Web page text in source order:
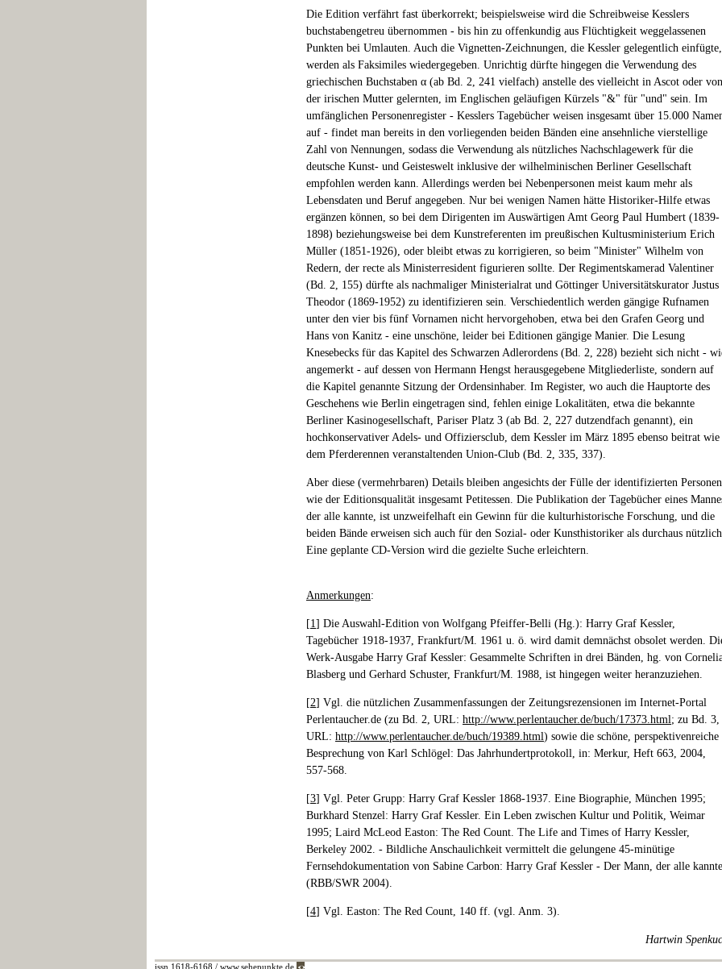
Die Edition verfährt fast überkorrekt; beispielsweise wird die Schreibweise Kesslers
buchstabengetreu übernommen - bis hin zu offenkundig aus Flüchtigkeit weggelassenen
Punkten bei Umlauten. Auch die Vignetten-Zeichnungen, die Kessler gelegentlich einfügte,
werden als Faksimiles wiedergegeben. Unrichtig dürfte hingegen die Verwendung des
griechischen Buchstaben α (ab Bd. 2, 241 vielfach) anstelle des vielleicht in Ascot oder von
der irischen Mutter gelernten, im Englischen geläufigen Kürzels "&" für "und" sein. Im
umfänglichen Personenregister - Kesslers Tagebücher weisen insgesamt über 15.000
auf - findet man bereits in den vorliegenden beiden Bänden eine ansehnliche vierstellige
Zahl von Nennungen, sodass die Verwendung als nützliches Nachschlagewerk für die
deutsche Kunst- und Geisteswelt inklusive der wilhelminischen Berliner Gesellschaft
empfohlen werden kann. Allerdings werden bei Nebenpersonen meist kaum mehr als
Lebensdaten und Beruf angegeben. Nur bei wenigen Namen hätte Historiker-Hilfe etwas
ergänzen können, so bei dem Dirigenten im Auswärtigen Amt Georg Paul Humbert (1839-
1898) beziehungsweise bei dem Kunstreferenten im preußischen Kultusministerium Erich
Müller (1851-1926), oder bleibt etwas zu korrigieren, so beim "Minister" Wilhelm von
Redern, der recte als Ministerresident figurieren sollte. Der Regimentskamerad Valentiner
(Bd. 2, 155) dürfte als nachmaliger Ministerialrat und Göttinger Universitätskurator Justus
Theodor (1869-1952) zu identifizieren sein. Verschiedentlich werden gängige Rufnamen
unter den vier bis fünf Vornamen nicht hervorgehoben, etwa bei den Grafen Georg und
Hans von Kanitz - eine unschöne, leider bei Editionen gängige Manier. Die Lesung
Knesebecks für das Kapitel des Schwarzen Adlerordens (Bd. 2, 228) bezieht sich nicht -
angemerkt - auf dessen von Hermann Hengst herausgegebene Mitgliederliste, sondern auf
die Kapitel genannte Sitzung der Ordensinhaber. Im Register, wo auch die Hauptorte des
Geschehens wie Berlin eingetragen sind, fehlen einige Lokalitäten, etwa die bekannte
Berliner Kasinogesellschaft, Pariser Platz 3 (ab Bd. 2, 227 dutzendfach genannt), ein
hochkonservativer Adels- und Offiziersclub, dem Kessler im März 1895 ebenso beitrat wie
dem Pferderennen veranstaltenden Union-Club (Bd. 2, 335, 337).
Aber diese (vermehrbaren) Details bleiben angesichts der Fülle der identifizierten Personen
wie der Editionsqualität insgesamt Petitessen. Die Publikation der Tagebücher eines
der alle kannte, ist unzweifelhaft ein Gewinn für die kulturhistorische Forschung, und die
beiden Bände erweisen sich auch für den Sozial- oder Kunsthistoriker als durchaus
Eine geplante CD-Version wird die gezielte Suche erleichtern.
Anmerkungen:
[1] Die Auswahl-Edition von Wolfgang Pfeiffer-Belli (Hg.): Harry Graf Kessler,
Tagebücher 1918-1937, Frankfurt/M. 1961 u. ö. wird damit demnächst obsolet werden.
Werk-Ausgabe Harry Graf Kessler: Gesammelte Schriften in drei Bänden, hg. von
Blasberg und Gerhard Schuster, Frankfurt/M. 1988, ist hingegen weiter heranzuziehen.
[2] Vgl. die nützlichen Zusammenfassungen der Zeitungsrezensionen im Internet-Portal
Perlentaucher.de (zu Bd. 2, URL: http://www.perlentaucher.de/buch/17373.html; zu Bd. 3,
URL: http://www.perlentaucher.de/buch/19389.html) sowie die schöne, perspektivenreiche
Besprechung von Karl Schlögel: Das Jahrhundertprotokoll, in: Merkur, Heft 663, 2004,
557-568.
[3] Vgl. Peter Grupp: Harry Graf Kessler 1868-1937. Eine Biographie, München 1995;
Burkhard Stenzel: Harry Graf Kessler. Ein Leben zwischen Kultur und Politik, Weimar
1995; Laird McLeod Easton: The Red Count. The Life and Times of Harry Kessler,
Berkeley 2002. - Bildliche Anschaulichkeit vermittelt die gelungene 45-minütige
Fernsehdokumentation von Sabine Carbon: Harry Graf Kessler - Der Mann, der alle kannte
(RBB/SWR 2004).
[4] Vgl. Easton: The Red Count, 140 ff. (vgl. Anm. 3).
Hartwin
issn 1618-6168 / www.sehepunkte.de